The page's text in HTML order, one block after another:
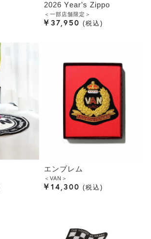
2026 Year’s Zippo
＜一部店舗限定＞
¥ 37,950 税込
エンブレム
＜VAN＞
¥ 14,300 税込